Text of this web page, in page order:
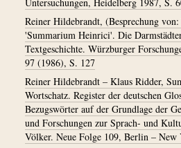
Reiner Hildebrandt, (Besprechung
'Summarium Heinrici'. Die
Textgeschichte. Würzburger
97 (1986), S. 127
Reiner Hildebrandt – Klaus Ridder,
Wortschatz. Register der deutschen
Bezugswörter auf der Grundlage der
und Forschungen zur Sprach- und
Völker. Neue Folge 109, Berlin –